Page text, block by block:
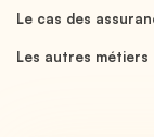
Le cas des
Les autres métiers